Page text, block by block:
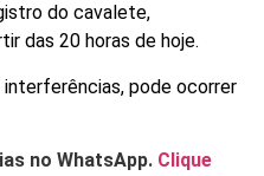
do cavalete,
das 20 horas de hoje.
interferências, pode ocorrer
no WhatsApp. Clique